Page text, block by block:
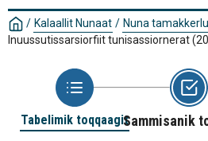
/ Kalaallit Nunaat / Nuna
Inuussutissarsiorfiit tunisassiornerat
Tabelimik toqqaagitSammisanik